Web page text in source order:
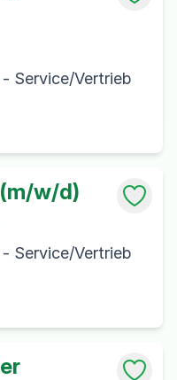
Service/Vertrieb
w/d)
Service/Vertrieb